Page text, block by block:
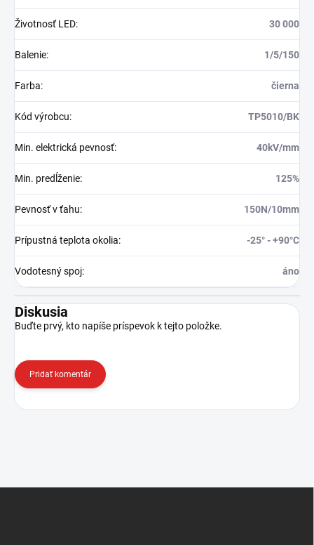
Životnosť LED: 30 000
Balenie: 1/5/150
Farba: čierna
Kód výrobcu: TP5010/BK
Min. elektrická pevnosť: 40kV/mm
Min. predĺženie: 125%
Pevnosť v ťahu: 150N/10mm
Prípustná teplota okolia: -25° - +90°C
Vodotesný spoj: áno
Diskusia
Buďte prvý, kto napíše príspevok k tejto položke.
Pridať komentár